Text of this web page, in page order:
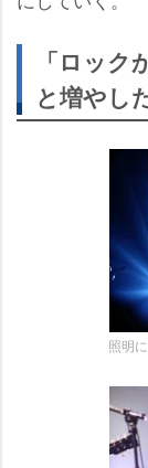
「ロッ
と増やし
照明